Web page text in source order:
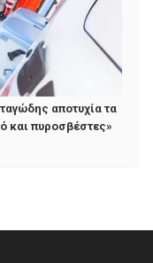
αποτυχία τα
και πυροσβέστες»